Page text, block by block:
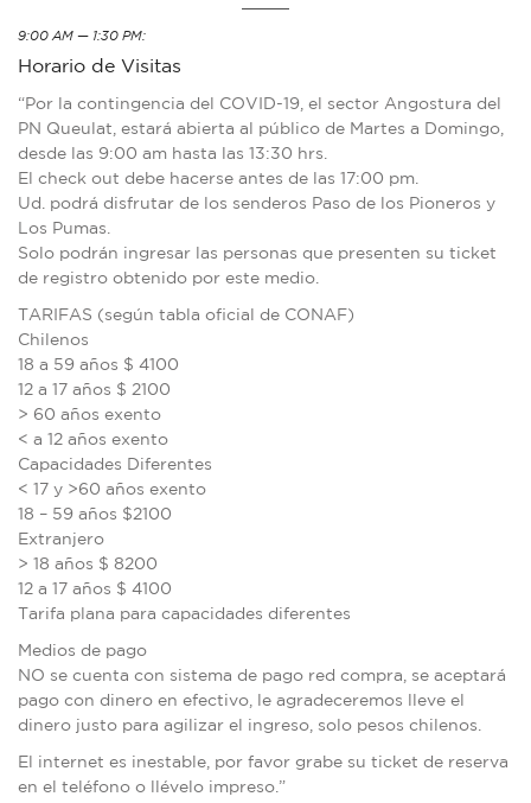
9:00 AM — 1:30 PM:
Horario de Visitas
“Por la contingencia del COVID-19, el sector Angostura del
PN Queulat, estará abierta al público de Martes a Domingo,
desde las 9:00 am hasta las 13:30 hrs.
El check out debe hacerse antes de las 17:00 pm.
Ud. podrá disfrutar de los senderos Paso de los Pioneros y
Los Pumas.
Solo podrán ingresar las personas que presenten su ticket
de registro obtenido por este medio.
TARIFAS (según tabla oficial de CONAF)
Chilenos
18 a 59 años $ 4100
12 a 17 años $ 2100
> 60 años exento
< a 12 años exento
Capacidades Diferentes
< 17 y >60 años exento
18 – 59 años $2100
Extranjero
> 18 años $ 8200
12 a 17 años $ 4100
Tarifa plana para capacidades diferentes
Medios de pago
NO se cuenta con sistema de pago red compra, se aceptará
pago con dinero en efectivo, le agradeceremos lleve el
dinero justo para agilizar el ingreso, solo pesos chilenos.
El internet es inestable, por favor grabe su ticket de reserva
en el teléfono o llévelo impreso.”